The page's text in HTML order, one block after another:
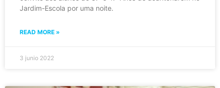
Jardim-Escola por uma noite.
READ MORE »
3 junio 2022